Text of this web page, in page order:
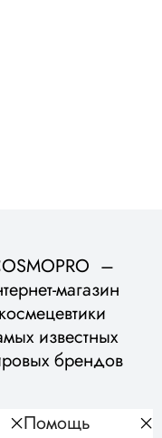
–
магазин
космецевтики
известных
брендов
Помощь